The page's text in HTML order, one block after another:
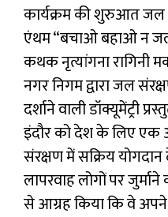
कार्यक्रम की शुरुआत
एंथम “बचाओ बहाओ न
कथक नृत्यांगना रागिनी
नगर निगम द्वारा जल
दर्शाने वाली डॉक्यूमेंट्री
इंदौर को देश के लिए
संरक्षण में सक्रिय योगदान
लापरवाह लोगों पर जुर्माने
से आग्रह किया कि वे